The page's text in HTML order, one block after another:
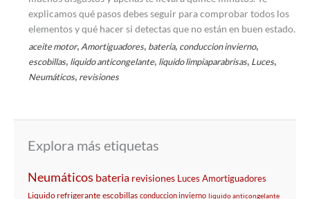
explicamos qué pasos debes seguir para comprobar todos los
elementos y qué hacer si detectas que no están en buen estado.
aceite motor, Amortiguadores, bateria, conduccion invierno,
escobillas, liquido anticongelante, liquido limpiaparabrisas, Luces,
Neumáticos, revisiones
Explora más etiquetas
Neumáticos bateria revisiones Luces Amortiguadores
Liquido refrigerante escobillas conduccion invierno liquido anticongelante